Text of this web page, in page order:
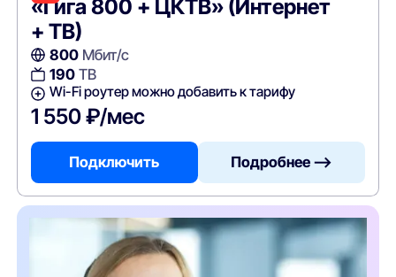
«Гига 800 + ЦКТВ» (Интернет
+ ТВ)
800Мбит/с
190ТВ
Wi-Fi роутер можно добавить к тарифу
1 550 ₽/мес
Подключить Подробнее —>